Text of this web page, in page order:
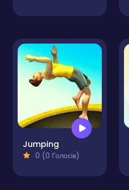
Jumping
0 (0 Голосів)